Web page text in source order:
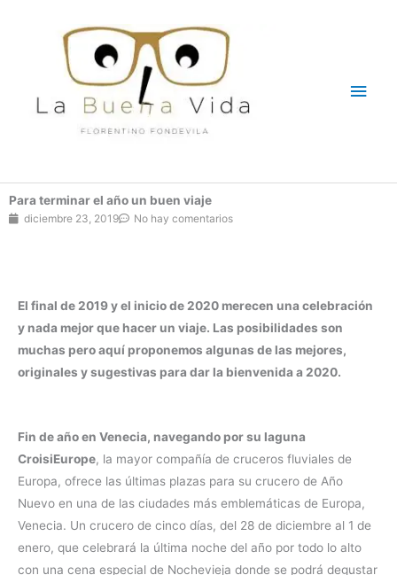
Para terminar el año un buen viaje
diciembre 23, 2019 No hay comentarios
El final de 2019 y el inicio de 2020 merecen una celebración
y nada mejor que hacer un viaje. Las posibilidades son
muchas pero aquí proponemos algunas de las mejores,
originales y sugestivas para dar la bienvenida a 2020.
Fin de año en Venecia, navegando por su laguna
CroisiEurope, la mayor compañía de cruceros fluviales de
Europa, ofrece las últimas plazas para su crucero de Año
Nuevo en una de las ciudades más emblemáticas de Europa,
Venecia. Un crucero de cinco días, del 28 de diciembre al 1 de
enero, que celebrará la última noche del año por todo lo alto
con una cena especial de Nochevieja donde se podrá degustar